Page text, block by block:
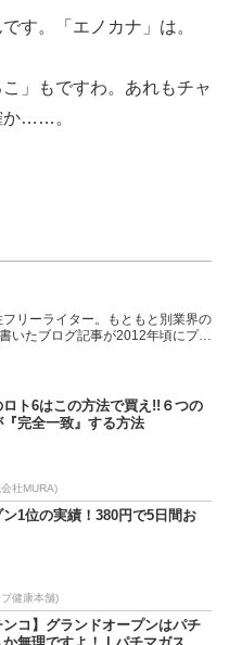
す。「エノカナ」は。
」もですわ。あれもチャ
か……。
リーライター。もともと別業界の
いたブログ記事が2012年頃にプチ
内容もそっち方面が多め。
ロト6はこの方法で買え!!６つの
『完全一致』する方法
社MURA)
ン1位の実績！380円で5日間お
ブ健康本舗)
ンコ】グランドオープンはパチ